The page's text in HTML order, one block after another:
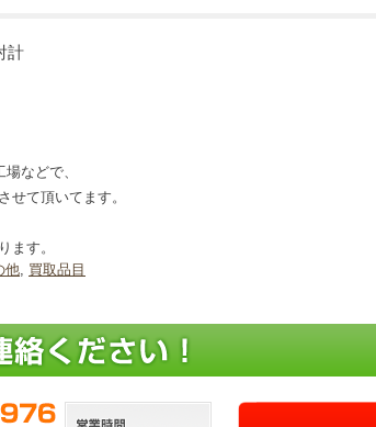
計
などで、
せて頂いてます。
ます。
他, 買取品目